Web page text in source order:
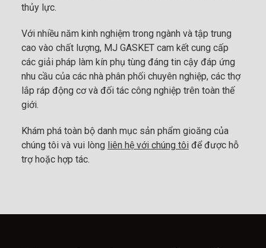
thủy lực.
Với nhiều năm kinh nghiệm trong ngành và tập trung
cao vào chất lượng, MJ GASKET cam kết cung cấp
các giải pháp làm kín phụ tùng đáng tin cậy đáp ứng
nhu cầu của các nhà phân phối chuyên nghiệp, các thợ
lắp ráp động cơ và đối tác công nghiệp trên toàn thế
giới.
Khám phá toàn bộ danh mục sản phẩm gioăng của
chúng tôi và vui lòng liên hệ với chúng tôiđể được hỗ
trợ hoặc hợp tác.